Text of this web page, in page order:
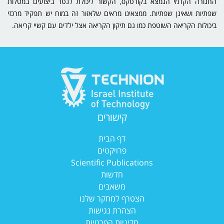
התפתחות שפתית בזמן הקורונה – חדש!
פעילויות נפלאות לזמן איכות עם הילדים!
תפקיד יכולות ניהוליות בשפה אצל ילדים דוברי עברית:
חשיבות האוריינות בפעוטות – ההרשמה למחקר פתוחה!
משחקי פסח-משחקי פסחא
שפתיות ושאינן שפתיות. ממצאינו מראים שלאזור זה במוח יש תפקיד מרכזי
ביכולות הקריאה השוטפת כמו גם תיקון הקריאה אצל ילדים עם קשיי קריאה.
קישורים
דף הבית
פרויקטים
Scientific Publications
חדשות
משאבים
הצטרף למחקר שלנו
הצהרת נגישות